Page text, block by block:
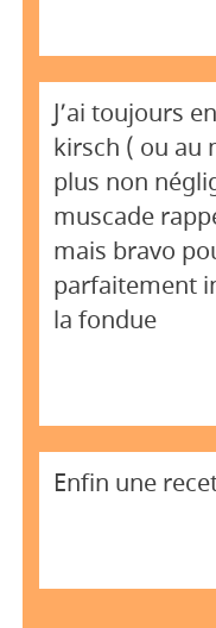
J’ai toujours
kirsch ( ou au
plus non
muscade
mais bravo
parfaitement
la fondue
Enfin une